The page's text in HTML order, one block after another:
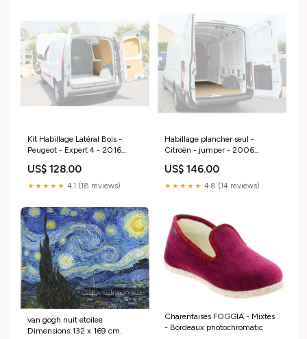
Kit Habillage Latéral Bois -
Peugeot - Expert 4 - 2016
US$ 128.00
★★★★★ 4.1 (18 reviews)
Habillage plancher seul -
Citroën - jumper - 2006
US$ 146.00
★★★★★ 4.8 (14 reviews)
van gogh nuit etoilee
Dimensions:132 x 169 cm.
Charentaises FOGGIA - Mixtes
- Bordeaux photochromatic